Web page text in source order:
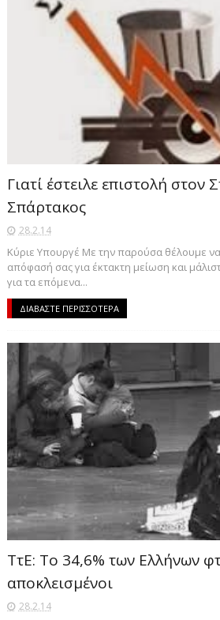
Γιατί έστειλε επιστολή στον
Σπάρτακος
28.2.14
Κύριε Υπουργέ Με την παρούσα θέλουμε
απόφασή σας για έκτακτη μείωση και
για τα επόμενα...
ΔΙΑΒΑΣΤΕ ΠΕΡΙΣΣΟΤΕΡΑ
ΤτΕ: To 34,6% των Ελλήνων
αποκλεισμένοι
28.2.14